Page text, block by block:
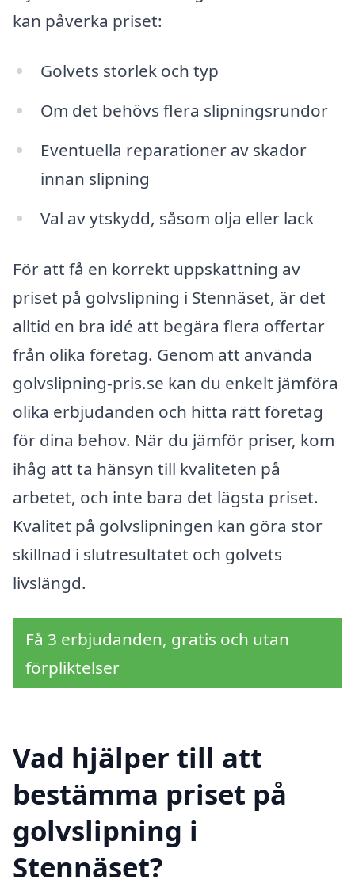
kan påverka priset:
Golvets storlek och typ
Om det behövs flera slipningsrundor
Eventuella reparationer av skador
innan slipning
Val av ytskydd, såsom olja eller lack
För att få en korrekt uppskattning av
priset på golvslipning i Stennäset, är det
alltid en bra idé att begära flera offertar
från olika företag. Genom att använda
golvslipning-pris.se kan du enkelt jämföra
olika erbjudanden och hitta rätt företag
för dina behov. När du jämför priser, kom
ihåg att ta hänsyn till kvaliteten på
arbetet, och inte bara det lägsta priset.
Kvalitet på golvslipningen kan göra stor
skillnad i slutresultatet och golvets
livslängd.
Få 3 erbjudanden, gratis och utan
förpliktelser
Vad hjälper till att
bestämma priset på
golvslipning i
Stennäset?